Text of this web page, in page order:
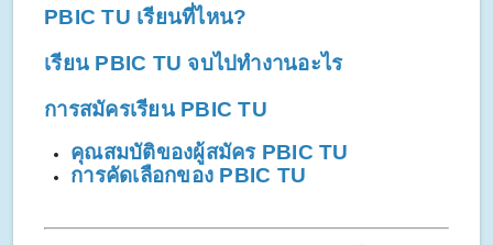
PBIC TU เรียนที่ไหน?
เรียน PBIC TU จบไปทำงานอะไร
การสมัครเรียน PBIC TU
คุณสมบัติของผู้สมัคร PBIC TU
การคัดเลือกของ PBIC TU